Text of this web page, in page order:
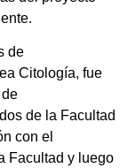
de
Citología, fue
de la Facultad
con el
Facultad y luego